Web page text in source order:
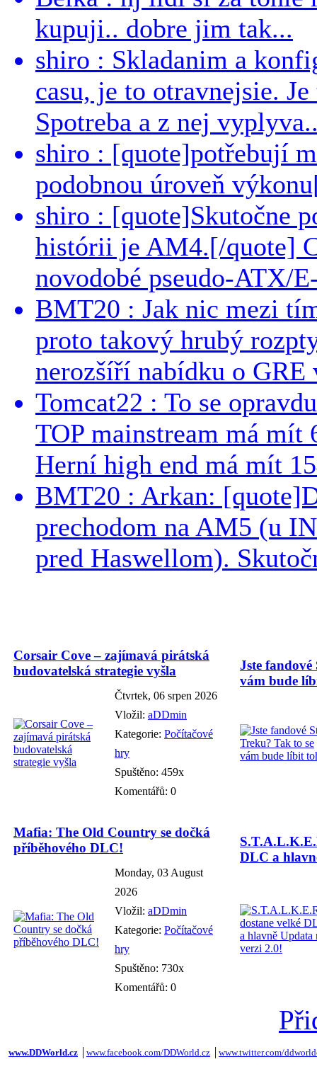
kupuji.. dobre jim tak...
shiro : Skladanim a
casu, je to otravnejsie.
Spotreba a z nej
shiro : [quote]potřebují
podobnou úroveň
shiro : [quote]Skutočne
histórii je AM4.[/quote]
novodobé pseudo-ATX/
BMT20 : Jak nic mezi
proto takový hrubý
nerozšíří nabídku o GRE
Tomcat22 : To se
TOP mainstream má
Herní high end má mít
BMT20 : Arkan:
prechodom na AM5 (u
pred Haswellom).
Corsair Cove – zajímavá pirátská
budovatelská strategie vyšla
Čtvrtek, 06 srpen 2026
Vložil: aDDmin
Kategorie: Počítačové
hry
Spuštěno: 459x
Komentářů: 0
Jste
vám bude
Mafia: The Old Country se dočká
příběhového DLC!
Monday, 03 August
2026
Vložil: aDDmin
Kategorie: Počítačové
hry
Spuštěno: 730x
Komentářů: 0
DLC a
www.DDWorld.cz www.facebook.com/DDWorld.cz www.twitter.com/